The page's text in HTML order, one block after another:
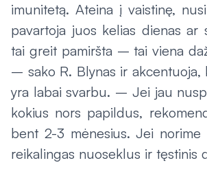
imunitetą. Ateina į vaistinę,
pavartoja juos kelias dienas ar
tai greit pamiršta – tai viena
– sako R. Blynas ir akcentuoja,
yra labai svarbu. – Jei jau
kokius nors papildus,
bent 2-3 mėnesius. Jei norime
reikalingas nuoseklus ir tęstinis